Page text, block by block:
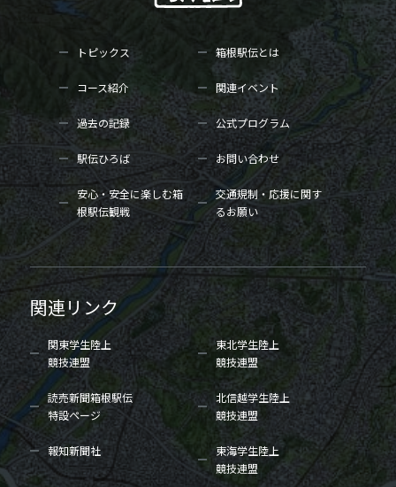
トピックス 箱根駅伝とは
コース紹介 関連イベント
過去の記録 公式プログラム
駅伝ひろば お問い合わせ
安心・安全に楽しむ箱
根駅伝観戦
交通規制・応援に関す
るお願い
関連リンク
関東学生陸上
競技連盟
東北学生陸上
競技連盟
読売新聞箱根駅伝
特設ページ
北信越学生陸上
競技連盟
報知新聞社
東海学生陸上
競技連盟